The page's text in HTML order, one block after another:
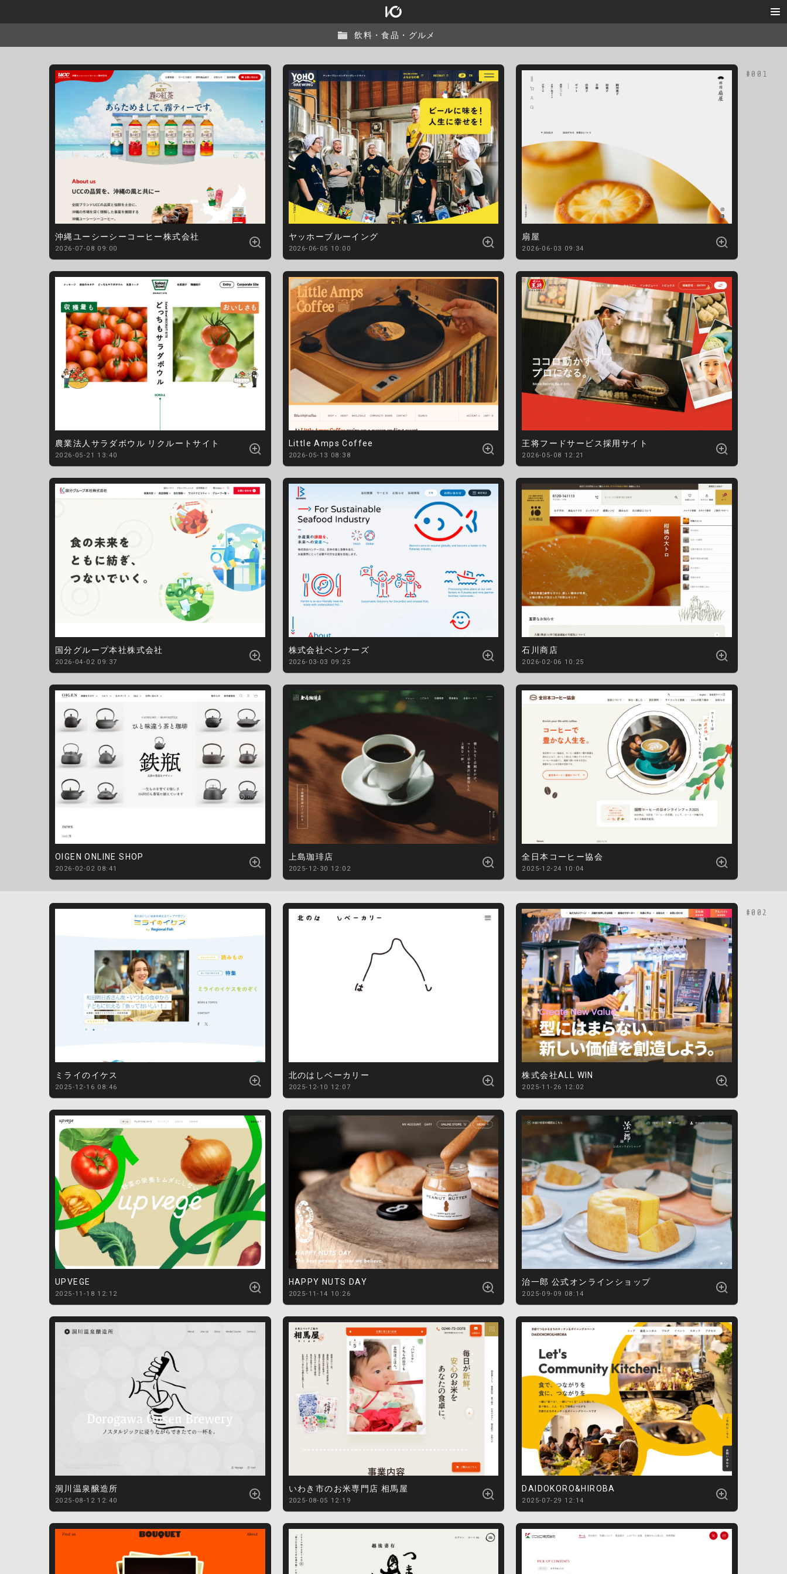
飲料・食品・グルメ
沖縄ユーシーシーコーヒー株式会社
2026-07-08 09:00
ヤッホーブルーイング
2026-06-05 10:00
扇屋
2026-06-03 09:34
農業法人サラダボウル リクルートサイト
2026-05-21 13:40
Little Amps Coffee
2026-05-13 08:38
王将フードサービス採用サイト
2026-05-08 12:21
国分グループ本社株式会社
2026-04-02 09:37
株式会社ベンナーズ
2026-03-03 09:25
石川商店
2026-02-06 10:25
OIGEN ONLINE SHOP
2026-02-02 08:41
上島珈琲店
2025-12-30 12:02
全日本コーヒー協会
2025-12-24 10:04
ミライのイケス
2025-12-16 08:46
北のはしベーカリー
2025-12-10 12:07
株式会社ALL WIN
2025-11-26 12:02
UPVEGE
2025-11-18 12:12
HAPPY NUTS DAY
2025-11-14 10:26
治一郎 公式オンラインショップ
2025-09-09 08:14
洞川温泉醸造所
2025-08-12 12:40
いわき市のお米専門店 相馬屋
2025-08-05 12:19
DAIDOKORO&HIROBA
2025-07-29 12:14